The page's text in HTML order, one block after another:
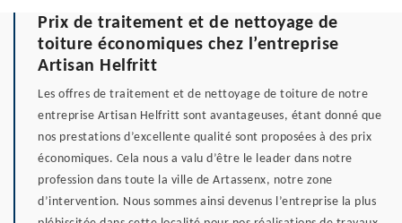
Prix de traitement et de nettoyage de
toiture économiques chez l’entreprise
Artisan Helfritt
Les offres de traitement et de nettoyage de toiture de notre
entreprise Artisan Helfritt sont avantageuses, étant donné que
nos prestations d’excellente qualité sont proposées à des prix
économiques. Cela nous a valu d’être le leader dans notre
profession dans toute la ville de Artassenx, notre zone
d’intervention. Nous sommes ainsi devenus l’entreprise la plus